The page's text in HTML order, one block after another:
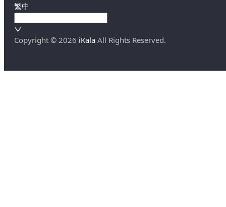
繁中
Copyright © 2026 iKala All Rights Reserved.